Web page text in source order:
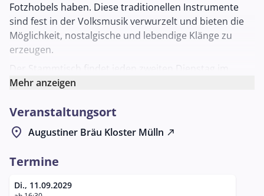
Fotzhobels haben. Diese traditionellen Instrumente
sind fest in der Volksmusik verwurzelt und bieten die
Möglichkeit, nostalgische und lebendige Klänge zu
erzeugen.
Der Stammtisch findet jeden zweiten Dienstag im
Monat statt und bietet eine entspannte Atmosphäre
gemeinsamen Musizieren treffen. Es ist eine Plattform
für Austausch und gemeinsames Lernen, die die
Gemeinschaft und den kulturellen Austausch unter
Salzburg, ein traditionsreiches Wirtshaus, das für seine
Mehr anzeigen
Veranstaltungsort
location_on Augustiner Bräu Kloster Mülln north_east
Termine
Di., 11.09.2029